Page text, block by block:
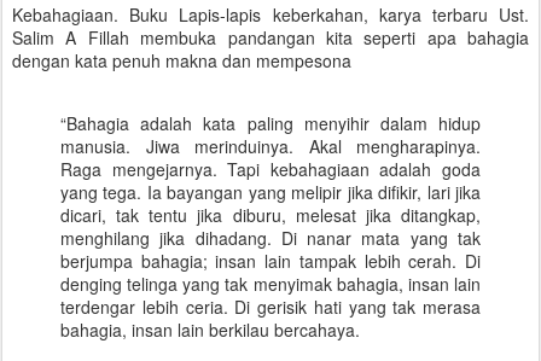
Kebahagiaan. Buku Lapis-lapis keberkahan, karya terbaru Ust.
Salim A Fillah membuka pandangan kita seperti apa bahagia
dengan kata penuh makna dan mempesona
“Bahagia adalah kata paling menyihir dalam hidup
manusia. Jiwa merinduinya. Akal mengharapinya.
Raga mengejarnya. Tapi kebahagiaan adalah goda
yang tega. Ia bayangan yang melipir jika difikir, lari jika
dicari, tak tentu jika diburu, melesat jika ditangkap,
menghilang jika dihadang. Di nanar mata yang tak
berjumpa bahagia; insan lain tampak lebih cerah. Di
denging telinga yang tak menyimak bahagia, insan lain
terdengar lebih ceria. Di gerisik hati yang tak merasa
bahagia, insan lain berkilau bercahaya.